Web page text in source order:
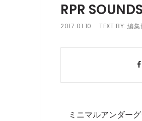
RPR
2017.01.10 TEXT BY:編集
ミニマルアンダーグ